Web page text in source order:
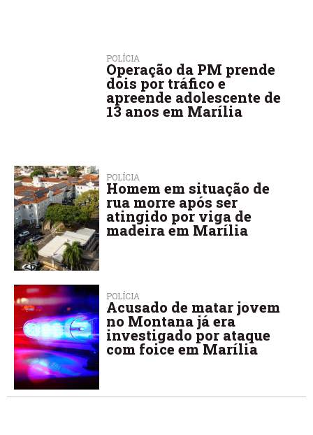
POLÍCIA
Operação da PM prende
dois por tráfico e
apreende adolescente de
13 anos em Marília
POLÍCIA
Homem em situação de
rua morre após ser
atingido por viga de
madeira em Marília
POLÍCIA
Acusado de matar jovem
no Montana já era
investigado por ataque
com foice em Marília